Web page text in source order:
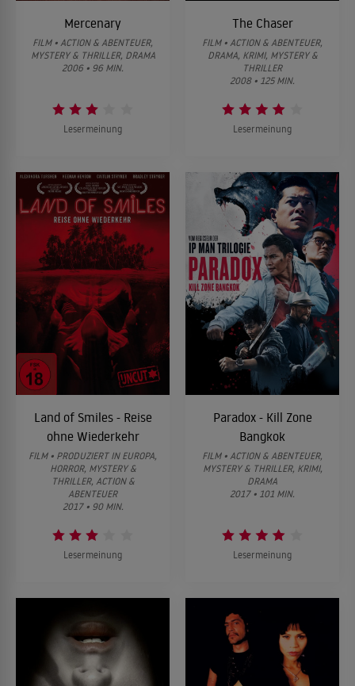
Mercenary
FILM • ACTION & ABENTEUER,
MYSTERY & THRILLER, DRAMA
2006 • 96 MIN.
Lesermeinung
The Chaser
FILM • ACTION & ABENTEUER,
DRAMA, KRIMI, MYSTERY &
THRILLER
2008 • 125 MIN.
Lesermeinung
Land of Smiles - Reise
ohne Wiederkehr
FILM • PRODUZIERT IN EUROPA,
HORROR, MYSTERY &
THRILLER, ACTION &
ABENTEUER
2017 • 90 MIN.
Lesermeinung
Paradox - Kill Zone
Bangkok
FILM • ACTION & ABENTEUER,
MYSTERY & THRILLER, KRIMI,
DRAMA
2017 • 101 MIN.
Lesermeinung